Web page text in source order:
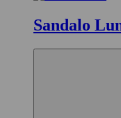
Sandalo